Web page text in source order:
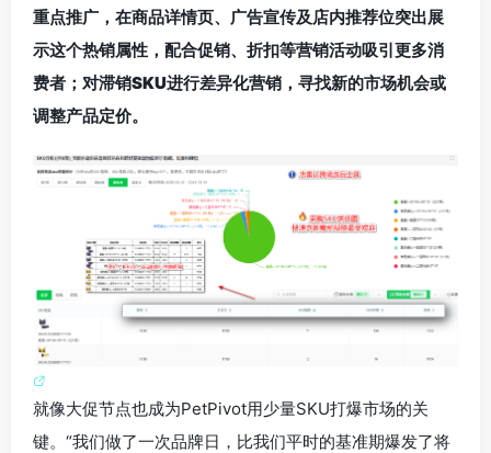
重点推广，在商品详情页、广告宣传及店内推荐位突出展
示这个热销属性，配合促销、折扣等营销活动吸引更多消
费者；对滞销SKU进行差异化营销，寻找新的市场机会或
调整产品定价。
就像大促节点也成为PetPivot用少量SKU打爆市场的关
键。“我们做了一次品牌日，比我们平时的基准期爆发了将